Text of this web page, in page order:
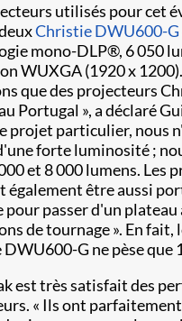
utilisés pour cet
Christie DWU600-G
mono-DLP®, 6 050
WUXGA (1920 x
que des projecteurs
Portugal », a déclaré
projet particulier, nous
forte luminosité ;
et 8 000 lumens. Les
également être aussi
pour passer d'un
de tournage ». En fait,
G ne pèse que
est très satisfait des
« Ils ont